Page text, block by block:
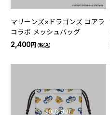
マリーンズ×ドラゴンズ コアラ
コラボ メッシュバッグ
2,400円（税込）
SOLD OUT